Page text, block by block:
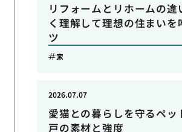
リフォームとリホームの違
く理解して理想の住まいを
ツ
家
愛猫との暮らしを守るペッ
戸の素材と強度
2026.07.07